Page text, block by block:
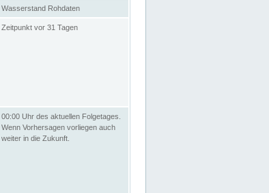
Wasserstand Rohdaten
Zeitpunkt vor 31 Tagen
00:00 Uhr des aktuellen Folgetages.
Wenn Vorhersagen vorliegen auch
weiter in die Zukunft.